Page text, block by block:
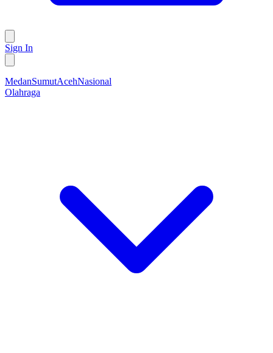
Sign In
MedanSumutAcehNasional
Olahraga